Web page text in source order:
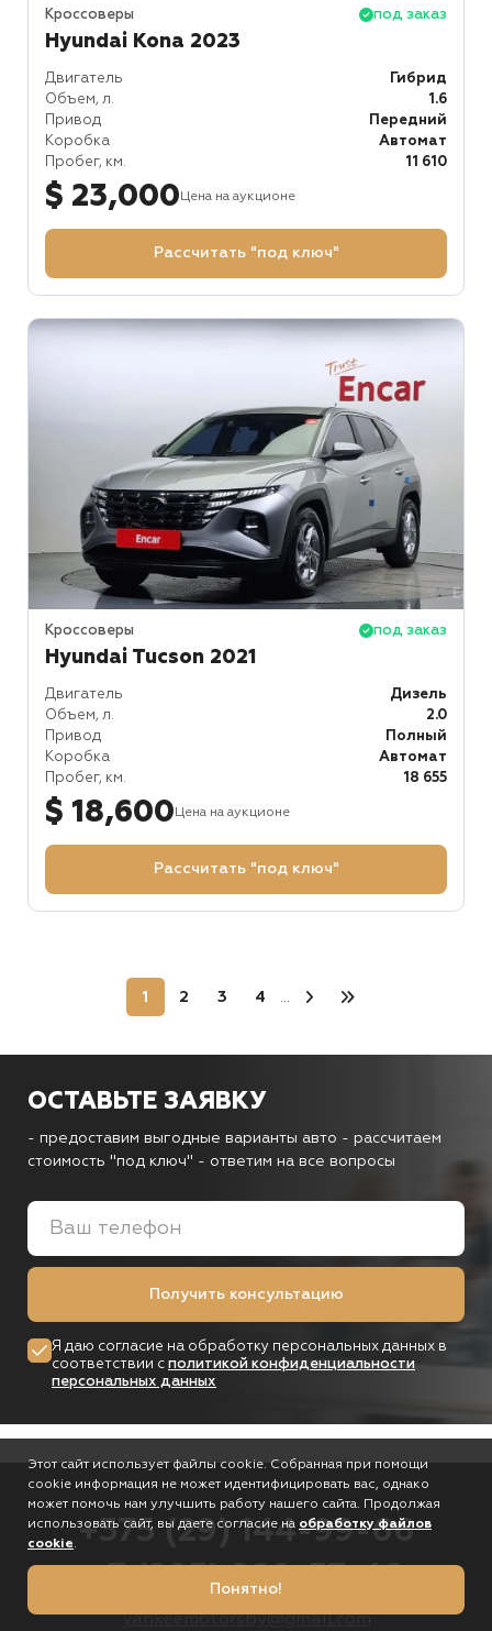
Кроссоверы под заказ
Hyundai Kona 2023
Двигатель
Гибрид
Объем, л.
1.6
Привод
Передний
Коробка
Автомат
Пробег, км.
11 610
$ 23,000 Цена на аукционе
Рассчитать "под ключ"
Кроссоверы под заказ
Hyundai Tucson 2021
Двигатель
Дизель
Объем, л.
2.0
Привод
Полный
Коробка
Автомат
Пробег, км.
18 655
$ 18,600 Цена на аукционе
Рассчитать "под ключ"
1 2 3 4 ...
ОСТАВЬТЕ ЗАЯВКУ
- предоставим выгодные варианты авто - рассчитаем
стоимость "под ключ" - ответим на все вопросы
Получить консультацию
Я даю согласие на обработку персональных данных в
соответствии с политикой конфиденциальности
персональных данных
+375 (29) 144-99-66
+7 (993) 889-37-40
yankeemotorsby@gmail.com
Этот сайт использует файлы cookie. Собранная при помощи
cookie информация не может идентифицировать вас, однако
может помочь нам улучшить работу нашего сайта. Продолжая
использовать сайт, вы даете согласие на обработку файлов
cookie.
Понятно!